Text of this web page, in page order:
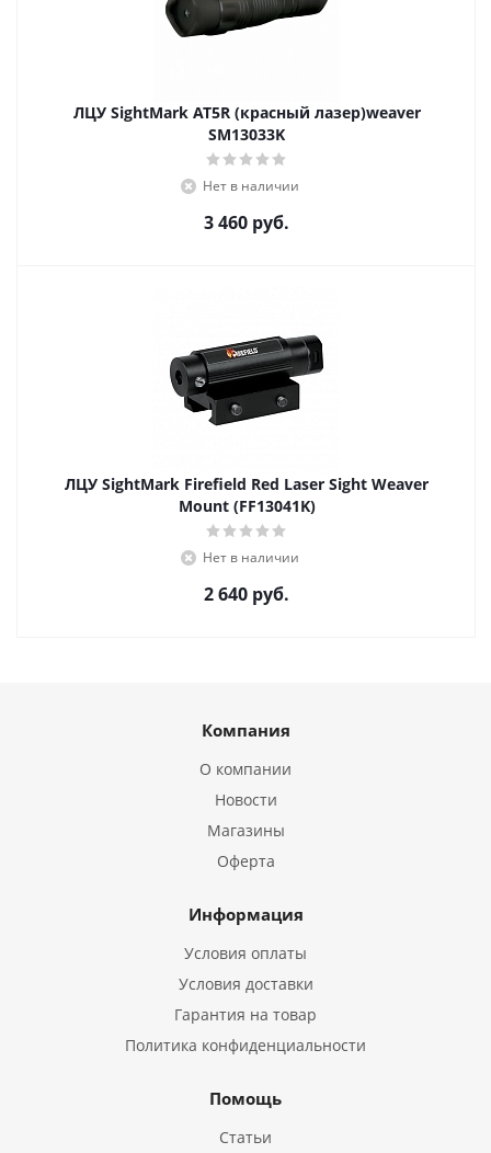
ЛЦУ SightMark AT5R (красный лазер)weaver
SM13033K
Нет в наличии
3 460 руб.
ЛЦУ SightMark Firefield Red Laser Sight Weaver
Mount (FF13041K)
Нет в наличии
2 640 руб.
Компания
О компании
Новости
Магазины
Оферта
Информация
Условия оплаты
Условия доставки
Гарантия на товар
Политика конфиденциальности
Помощь
Статьи